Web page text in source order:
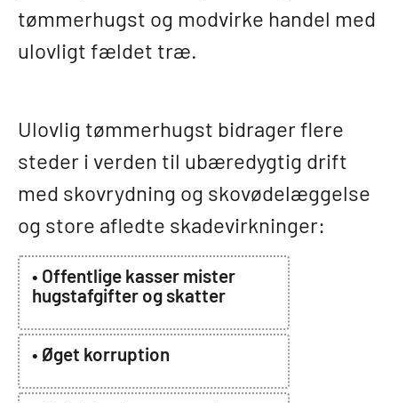
tømmerhugst og modvirke handel med
ulovligt fældet træ.
Ulovlig tømmerhugst bidrager flere
steder i verden til ubæredygtig drift
med skovrydning og skovødelæggelse
og store afledte skadevirkninger:
• Offentlige kasser mister
hugstafgifter og skatter
• Øget korruption